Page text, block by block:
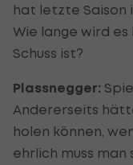
hat letzte Saison
Wie lange wird
Schuss ist?
Plassnegger:
Andererseits
holen können,
ehrlich muss man